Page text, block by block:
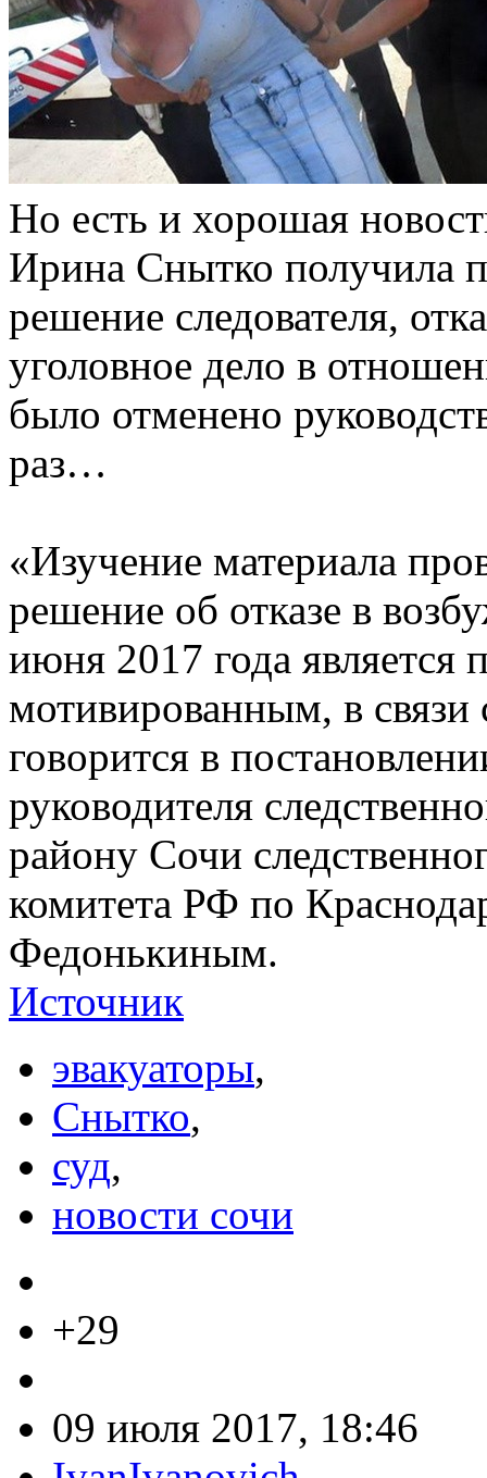
Но есть и хорошая
Ирина Снытко получила
решение следователя,
уголовное дело в
было отменено
раз…
«Изучение материала
решение об отказе в
июня 2017 года
мотивированным, в
говорится в
руководителя
району Сочи
комитета РФ по
Федонькиным.
Источник
эвакуаторы,
Снытко,
суд,
новости сочи
+29
09 июля 2017, 18:46